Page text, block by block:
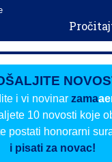
i vi novinar zama
10 novosti koje
postati honorarni
i pisati za novac!